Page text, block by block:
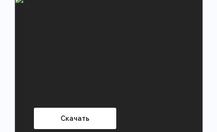
Скачать